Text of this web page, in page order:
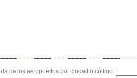
de los aeropuertos por ciudad o código: